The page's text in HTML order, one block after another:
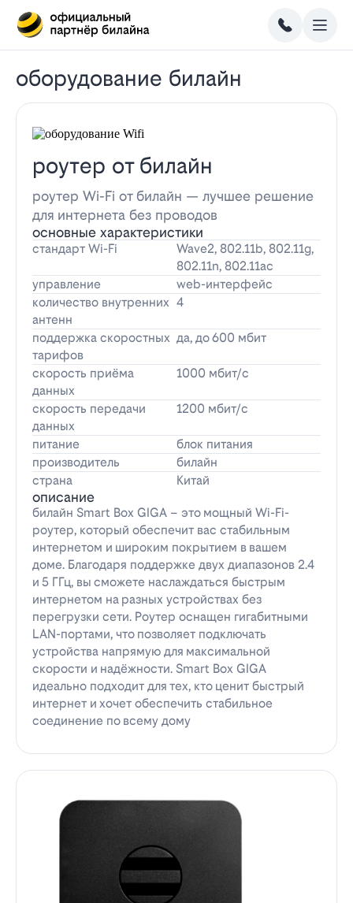
оборудование билайн
роутер от билайн
роутер Wi-Fi от билайн — лучшее решение
для интернета без проводов
основные характеристики
стандарт Wi-Fi
Wave2, 802.11b, 802.11g,
802.11n, 802.11ac
управление
web-интерфейс
количество внутренних
антенн
4
поддержка скоростных
тарифов
да, до 600 мбит
скорость приёма
данных
1000 мбит/с
скорость передачи
данных
1200 мбит/с
питание
блок питания
производитель
билайн
страна
Китай
описание
билайн Smart Box GIGA – это мощный Wi-Fi-
роутер, который обеспечит вас стабильным
интернетом и широким покрытием в вашем
доме. Благодаря поддержке двух диапазонов 2.4
и 5 ГГц, вы сможете наслаждаться быстрым
интернетом на разных устройствах без
перегрузки сети. Роутер оснащен гигабитными
LAN-портами, что позволяет подключать
устройства напрямую для максимальной
скорости и надёжности. Smart Box GIGA
идеально подходит для тех, кто ценит быстрый
интернет и хочет обеспечить стабильное
соединение по всему дому